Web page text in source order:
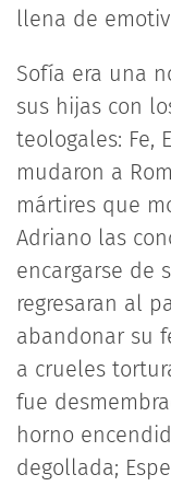
llena de
Sofía era una
sus hijas con
teologales: Fe,
mudaron a
mártires que
Adriano las
encargarse de
regresaran al
abandonar su
a crueles
fue
horno
degollada;